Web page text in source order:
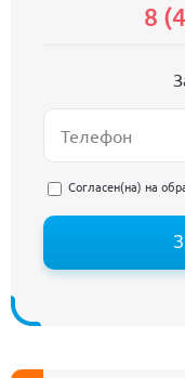
8
Согласен(на) на